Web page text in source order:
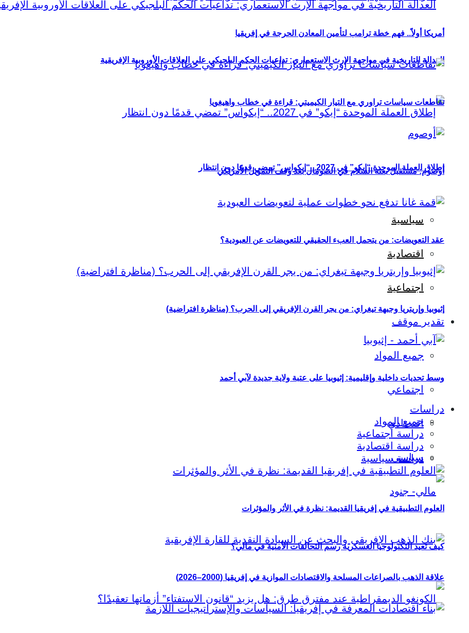
العدالة التاريخية في مواجهة الإرث الاستعماري: تداعيات الحكم البلجيكي على العلاقات الأوروبية الإفريقية
إطلاق العملة الموحدة “إيكو” في 2027.. “إيكواس” تمضي قدمًا دون انتظار
سياسية
اقتصادية
اجتماعية
تقدير موقف
جميع المواد
اجتماعي
اقتصادي
سياسي
كيف تعيد التكنولوجيا العسكرية رسم التحالفات الأمنية في مالي؟
أمريكا أولاً.. فهم خطة ترامب لتأمين المعادن الحرجة في إفريقيا
تقاطعات سياسات تراوري مع التيار الكيميتي: قراءة في خطاب واهيغويا
أوصوم: مستقبل بعثة السلام في الصومال بعد وقف التمويل الأمريكي
عقد التعويضات: من يتحمل العبء الحقيقي للتعويضات عن العبودية؟
إثيوبيا وإريتريا وجبهة تيغراي: من يجر القرن الإفريقي إلى الحرب؟ (مناظرة افتراضية)
وسط تحديات داخلية وإقليمية: إثيوبيا على عتبة ولاية جديدة لآبي أحمد
دراسات
جميع المواد
دراسة اجتماعية
دراسة اقتصادية
دراسة سياسية
العلوم التطبيقية في إفريقيا القديمة: نظرة في الأثر والمؤثرات
علاقة الذهب بالصراعات المسلحة والاقتصادات الموازية في إفريقيا (2000–2026)